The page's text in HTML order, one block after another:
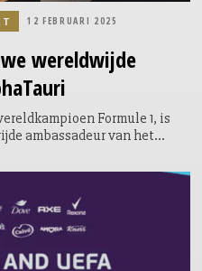
wereldwijde
Formule 1, is
ambassadeur van het
van AlphaTauri wereldwijd
naar alle 24 races op
12 FEBRUARI 2025